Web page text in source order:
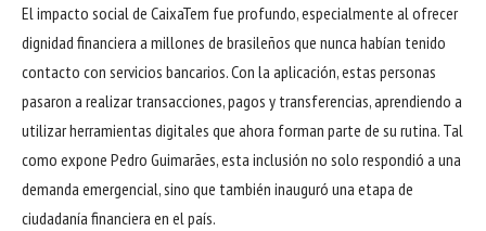
El impacto social de CaixaTem fue profundo, especialmente al ofrecer
dignidad financiera a millones de brasileños que nunca habían tenido
contacto con servicios bancarios. Con la aplicación, estas personas
pasaron a realizar transacciones, pagos y transferencias, aprendiendo a
utilizar herramientas digitales que ahora forman parte de su rutina. Tal
como expone Pedro Guimarães, esta inclusión no solo respondió a una
demanda emergencial, sino que también inauguró una etapa de
ciudadanía financiera en el país.